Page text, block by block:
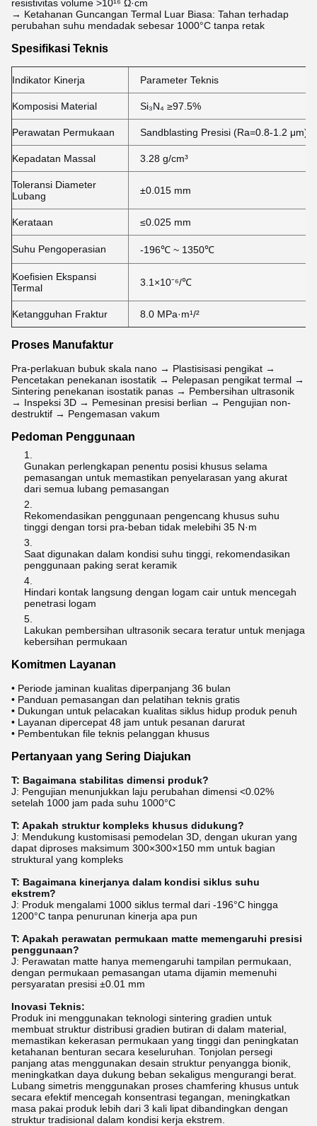
resistivitas volume >10¹⁶ Ω·cm
→ Ketahanan Guncangan Termal Luar Biasa: Tahan terhadap
perubahan suhu mendadak sebesar 1000°C tanpa retak
Spesifikasi Teknis
Indikator Kinerja Parameter Teknis
Komposisi Material Si₃N₄ ≥97.5%
Perawatan Permukaan Sandblasting Presisi (Ra=0.8-1.2 μm)
Kepadatan Massal 3.28 g/cm³
Toleransi Diameter
Lubang
±0.015 mm
Kerataan ≤0.025 mm
Suhu Pengoperasian -196℃ ~ 1350℃
Koefisien Ekspansi
Termal
3.1×10⁻⁶/℃
Ketangguhan Fraktur 8.0 MPa·m¹/²
Proses Manufaktur
Pra-perlakuan bubuk skala nano → Plastisisasi pengikat →
Pencetakan penekanan isostatik → Pelepasan pengikat termal →
Sintering penekanan isostatik panas → Pembersihan ultrasonik
→ Inspeksi 3D → Pemesinan presisi berlian → Pengujian non-
destruktif → Pengemasan vakum
Pedoman Penggunaan
Gunakan perlengkapan penentu posisi khusus selama
pemasangan untuk memastikan penyelarasan yang akurat
dari semua lubang pemasangan
Rekomendasikan penggunaan pengencang khusus suhu
tinggi dengan torsi pra-beban tidak melebihi 35 N·m
Saat digunakan dalam kondisi suhu tinggi, rekomendasikan
penggunaan paking serat keramik
Hindari kontak langsung dengan logam cair untuk mencegah
penetrasi logam
Lakukan pembersihan ultrasonik secara teratur untuk menjaga
kebersihan permukaan
Komitmen Layanan
• Periode jaminan kualitas diperpanjang 36 bulan
• Panduan pemasangan dan pelatihan teknis gratis
• Dukungan untuk pelacakan kualitas siklus hidup produk penuh
• Layanan dipercepat 48 jam untuk pesanan darurat
• Pembentukan file teknis pelanggan khusus
Pertanyaan yang Sering Diajukan
T: Bagaimana stabilitas dimensi produk?
J: Pengujian menunjukkan laju perubahan dimensi <0.02%
setelah 1000 jam pada suhu 1000°C
T: Apakah struktur kompleks khusus didukung?
J: Mendukung kustomisasi pemodelan 3D, dengan ukuran yang
dapat diproses maksimum 300×300×150 mm untuk bagian
struktural yang kompleks
T: Bagaimana kinerjanya dalam kondisi siklus suhu
ekstrem?
J: Produk mengalami 1000 siklus termal dari -196°C hingga
1200°C tanpa penurunan kinerja apa pun
T: Apakah perawatan permukaan matte memengaruhi presisi
penggunaan?
J: Perawatan matte hanya memengaruhi tampilan permukaan,
dengan permukaan pemasangan utama dijamin memenuhi
persyaratan presisi ±0.01 mm
Inovasi Teknis:
Produk ini menggunakan teknologi sintering gradien untuk
membuat struktur distribusi gradien butiran di dalam material,
memastikan kekerasan permukaan yang tinggi dan peningkatan
ketahanan benturan secara keseluruhan. Tonjolan persegi
panjang atas menggunakan desain struktur penyangga bionik,
meningkatkan daya dukung beban sekaligus mengurangi berat.
Lubang simetris menggunakan proses chamfering khusus untuk
secara efektif mencegah konsentrasi tegangan, meningkatkan
masa pakai produk lebih dari 3 kali lipat dibandingkan dengan
struktur tradisional dalam kondisi kerja ekstrem.